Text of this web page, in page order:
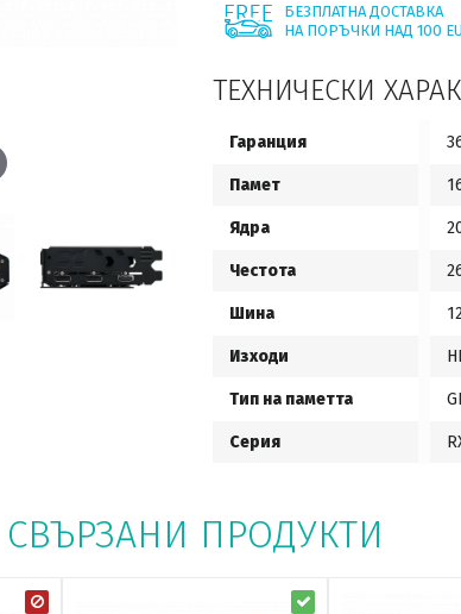
БЕЗПЛАТНА ДОСТАВКА
НА ПОРЪЧКИ НАД 100
ТЕХНИЧЕСКИ
Гаранция
Памет
Ядра
Честота
Шина
Изходи
Тип на паметта
Серия
СВЪРЗАНИ ПРОДУКТИ